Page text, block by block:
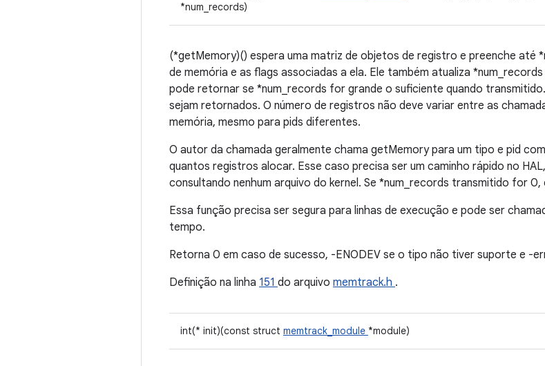
*num_records)
(*getMemory)() espera uma matriz de objetos de registro e preenche até
de memória e as flags associadas a ela. Ele também atualiza
pode retornar se *num_records for grande o suficiente quando
sejam retornados. O número de registros não deve variar entre as
memória, mesmo para pids diferentes.
O autor da chamada geralmente chama getMemory para um tipo e pid
quantos registros alocar. Esse caso precisa ser um caminho rápido no
consultando nenhum arquivo do kernel. Se *num_records transmitido for
Essa função precisa ser segura para linhas de execução e pode ser
tempo.
Retorna 0 em caso de sucesso, -ENODEV se o tipo não tiver suporte e -
Definição na linha 151 do arquivo memtrack.h .
int(* init)(const struct memtrack_module *module)